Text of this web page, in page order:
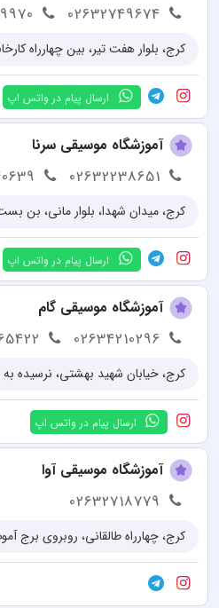
02632749674
ارسال پیام در واتس اپ
آموزشگاه موسیقی سرنا
02632238651
ارسال پیام در واتس اپ
آموزشگاه موسیقی گام
02634210296
ارسال پیام در واتس اپ
آموزشگاه موسیقی آوا
02632718779
کرج، چهارراه طالقانی، روبروی برج